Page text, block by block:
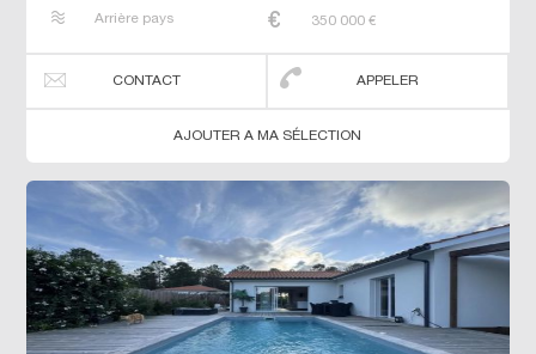
Arrière pays 350 000 €
CONTACT APPELER
AJOUTER A MA SÉLECTION